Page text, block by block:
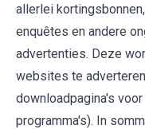
allerlei
enquêtes en andere
advertenties. Deze
websites te
downloadpagina's
programma's). In